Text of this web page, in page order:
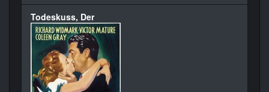
Todeskuss, Der